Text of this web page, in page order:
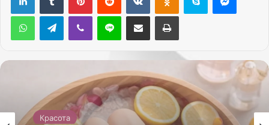
Telegram
Красота